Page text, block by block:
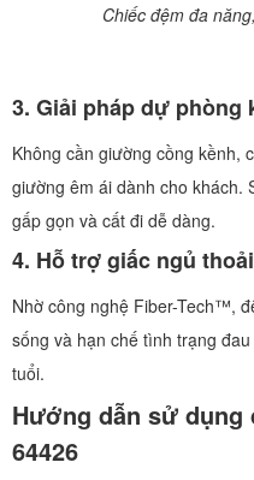
Chiếc đệm đa
3. Giải pháp dự phòng
Không cần giường cồng kềnh,
giường êm ái dành cho khách.
gấp gọn và cất đi dễ dàng.
4. Hỗ trợ giấc ngủ
Nhờ công nghệ Fiber-Tech™,
sống và hạn chế tình trạng
tuổi.
Hướng dẫn sử dụng
64426